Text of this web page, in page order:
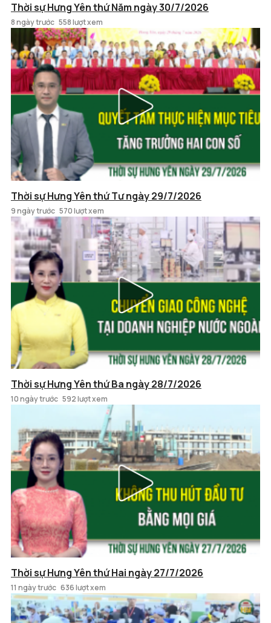
Thời sự Hưng Yên thứ Năm ngày 30/7/2026
8 ngày trước 558 lượt xem
Thời sự Hưng Yên thứ Tư ngày 29/7/2026
9 ngày trước 570 lượt xem
Thời sự Hưng Yên thứ Ba ngày 28/7/2026
10 ngày trước 592 lượt xem
Thời sự Hưng Yên thứ Hai ngày 27/7/2026
11 ngày trước 636 lượt xem